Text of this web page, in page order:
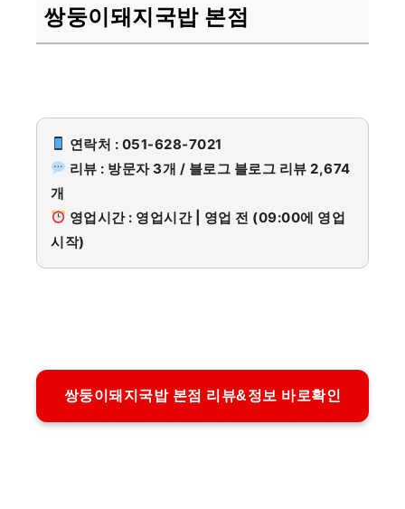
쌍둥이돼지국밥 본점
연락처 : 051-628-7021
리뷰 : 방문자 3개 / 블로그 블로그 리뷰 2,674
개
영업시간 : 영업시간 | 영업 전 (09:00에 영업
시작)
쌍둥이돼지국밥 본점 리뷰&정보 바로확인